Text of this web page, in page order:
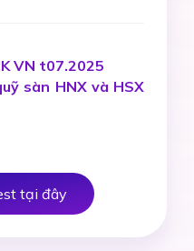
VN t07.2025
sàn HNX và HSX
tại đây